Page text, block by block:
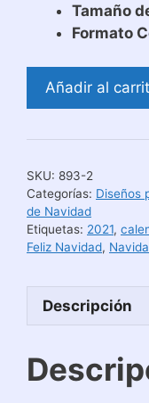
Tamaño
Formato
Plantillas
de
Combo
Variado
cantidad
Añadir al
SKU: 893-2
Categorías: Diseños
de Navidad
Etiquetas: 2021,
Feliz Navidad,
Descripción